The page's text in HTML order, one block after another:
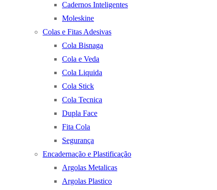
Cadernos Inteligentes
Moleskine
Colas e Fitas Adesivas
Cola Bisnaga
Cola e Veda
Cola Liquida
Cola Stick
Cola Tecnica
Dupla Face
Fita Cola
Segurança
Encadernação e Plastificação
Argolas Metalicas
Argolas Plastico